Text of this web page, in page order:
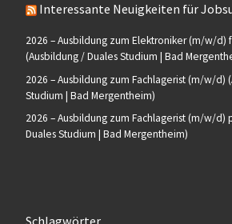
Interessante Neuigkeiten für
2026 – Ausbildung zum Elektroniker (m/w/d)
(Ausbildung / Duales Studium | Bad
2026 – Ausbildung zum Fachlagerist (m/w/d)
Studium | Bad Mergentheim)
2026 – Ausbildung zum Fachlagerist (m/w/d)
Duales Studium | Bad Mergentheim)
Schlagwörter